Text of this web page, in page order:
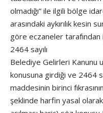
olmadığı” ile ilgili bölge
arasındaki aykırılık kesin
göre eczaneler tarafından
2464 sayılı
Belediye Gelirleri Kanunu
konusuna girdiği ve 2464
maddesinin birinci
şeklinde harfin yasal